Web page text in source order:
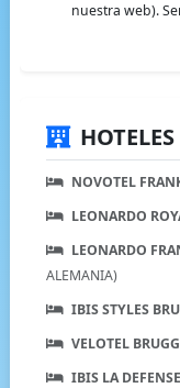
nuestra web).
NOVOTEL
LEONARDO
LEONARDO
ALEMANIA)
IBIS STYLES
VELOTEL
IBIS LA